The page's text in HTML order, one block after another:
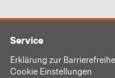
Service
Erklärung zur
Cookie Einstellungen